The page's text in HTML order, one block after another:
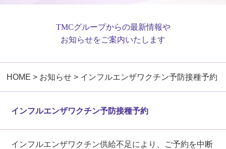
TMCグループからの最新情報や
お知らせをご案内いたします
HOME > お知らせ > インフルエンザワクチン予防接種予約
インフルエンザワクチン予防接種予約
インフルエンザワクチン供給不足により、ご予約を中断